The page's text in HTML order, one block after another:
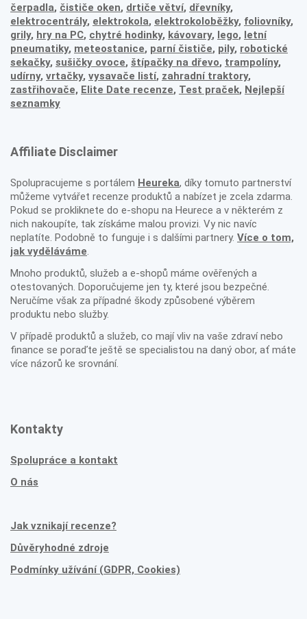
čerpadla, čističe oken, drtiče větví, dřevníky,
elektrocentrály, elektrokola, elektrokoloběžky, foliovníky,
grily, hry na PC, chytré hodinky, kávovary, lego, letní
pneumatiky, meteostanice, parní čističe, pily, robotické
sekačky, sušičky ovoce, štípačky na dřevo, trampolíny,
udírny, vrtačky, vysavače listí, zahradní traktory,
zastřihovače, Elite Date recenze, Test praček, Nejlepší
seznamky
Affiliate Disclaimer
Spolupracujeme s portálem Heureka, díky tomuto partnerství
můžeme vytvářet recenze produktů a nabízet je zcela zdarma.
Pokud se prokliknete do e-shopu na Heurece a v některém z
nich nakoupíte, tak získáme malou provizi. Vy nic navíc
neplatíte. Podobně to funguje i s dalšími partnery. Více o tom,
jak vyděláváme.
Mnoho produktů, služeb a e-shopů máme ověřených a
otestovaných. Doporučujeme jen ty, které jsou bezpečné.
Neručíme však za případné škody způsobené výběrem
produktu nebo služby.
V případě produktů a služeb, co mají vliv na vaše zdraví nebo
finance se poraďte ještě se specialistou na daný obor, ať máte
více názorů ke srovnání.
Kontakty
Spolupráce a kontakt
O nás
Jak vznikají recenze?
Důvěryhodné zdroje
Podmínky užívání (GDPR, Cookies)